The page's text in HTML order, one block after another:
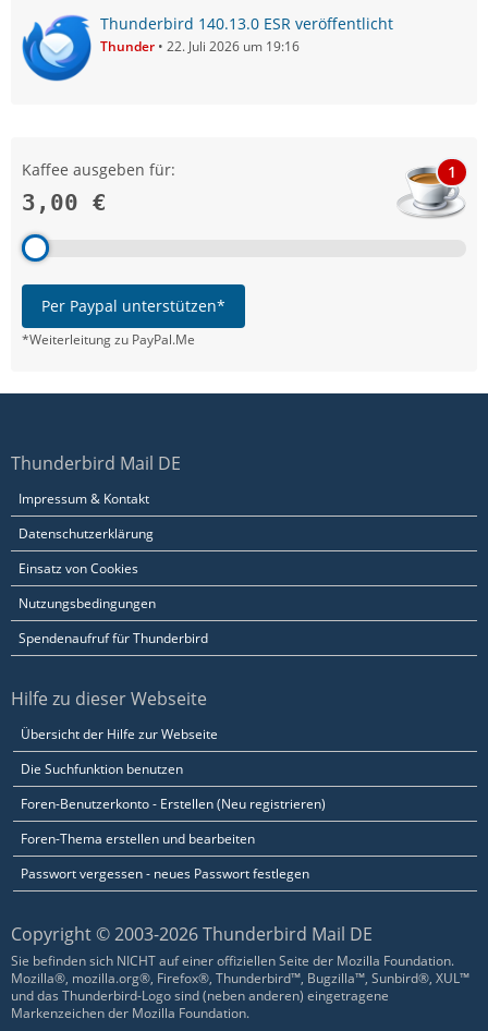
Thunderbird 140.13.0 ESR veröffentlicht
Thunder 22. Juli 2026 um 19:16
Kaffee ausgeben für:
3,00 €
1
Per Paypal unterstützen*
*Weiterleitung zu PayPal.Me
Thunderbird Mail DE
Impressum & Kontakt
Datenschutzerklärung
Einsatz von Cookies
Nutzungsbedingungen
Spendenaufruf für Thunderbird
Hilfe zu dieser Webseite
Übersicht der Hilfe zur Webseite
Die Suchfunktion benutzen
Foren-Benutzerkonto - Erstellen (Neu registrieren)
Foren-Thema erstellen und bearbeiten
Passwort vergessen - neues Passwort festlegen
Copyright © 2003-2026 Thunderbird Mail DE
Sie befinden sich NICHT auf einer offiziellen Seite der Mozilla Foundation.
Mozilla®, mozilla.org®, Firefox®, Thunderbird™, Bugzilla™, Sunbird®, XUL™
und das Thunderbird-Logo sind (neben anderen) eingetragene
Markenzeichen der Mozilla Foundation.